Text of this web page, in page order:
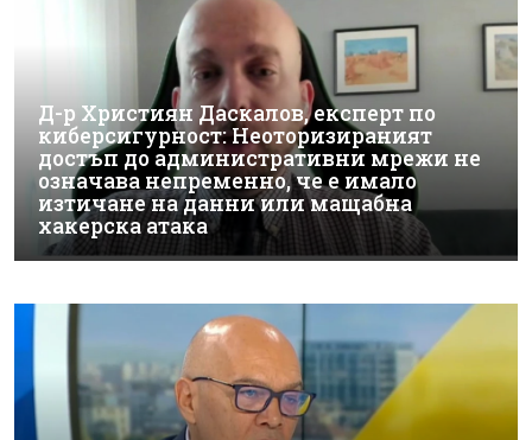
Д-р Християн Даскалов, експерт по
киберсигурност: Неоторизираният
достъп до административни мрежи не
означава непременно, че е имало
изтичане на данни или мащабна
хакерска атака